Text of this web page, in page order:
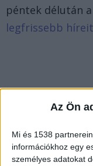
Az Ön
Mi és 1538
információkhoz egy
személyes adatokat
péntek délután
legfrissebb